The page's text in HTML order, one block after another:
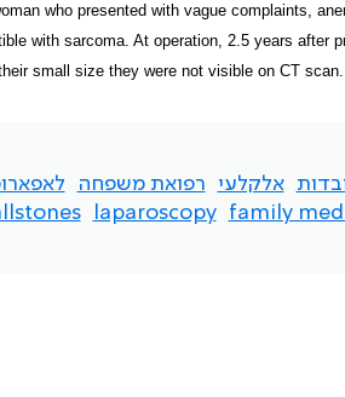
who presented with vague complaints,
with sarcoma. At operation, 2.5 years
small size they were not visible on CT
אלקלעי רפואת משפחה
family
laparoscopy